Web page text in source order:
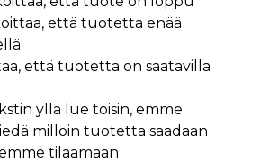
että tuotetta enää
että tuotetta on saatavilla
yllä lue toisin, emme
milloin tuotetta saadaan
tilaamaan